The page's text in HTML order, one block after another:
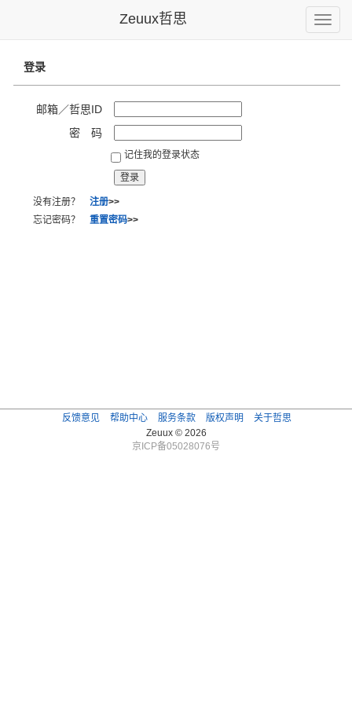
Toggle
Zeuux哲思
登录
邮箱／哲思ID
密 码
记住我的登录状态
没有注册？ 注册>>
忘记密码？ 重置密码>>
反馈意见 帮助中心 服务条款 版权声明
关于哲思
Zeuux © 2026
京ICP备05028076号